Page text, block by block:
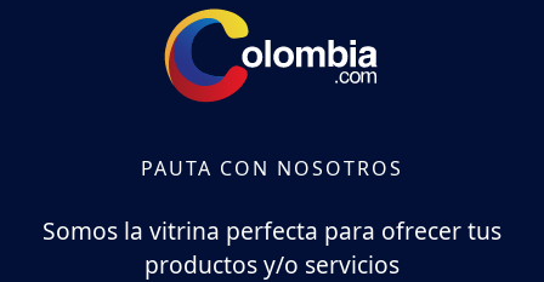
PAUTA CON NOSOTROS
Somos la vitrina perfecta para ofrecer tus
productos y/o servicios